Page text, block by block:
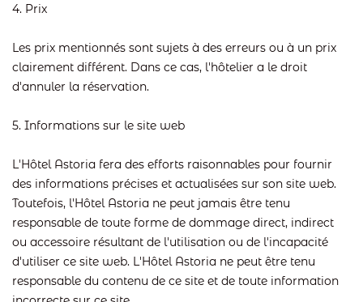
4. Prix
Les prix mentionnés sont sujets à des erreurs ou à un prix
clairement différent. Dans ce cas, l'hôtelier a le droit
d'annuler la réservation.
5. Informations sur le site web
L'Hôtel Astoria fera des efforts raisonnables pour fournir
des informations précises et actualisées sur son site web.
Toutefois, l'Hôtel Astoria ne peut jamais être tenu
responsable de toute forme de dommage direct, indirect
ou accessoire résultant de l'utilisation ou de l'incapacité
d'utiliser ce site web. L'Hôtel Astoria ne peut être tenu
responsable du contenu de ce site et de toute information